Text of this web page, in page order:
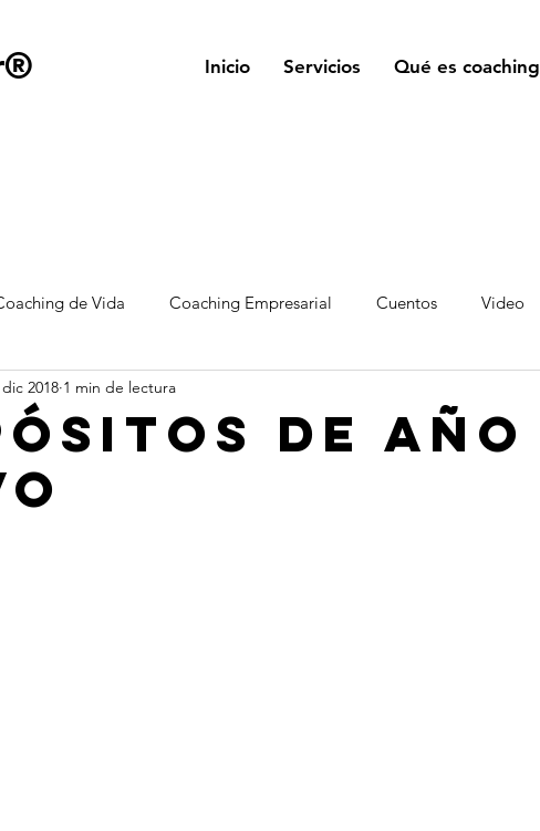
Inicio Servicios Qué es coaching
de Vida Coaching Empresarial Cuentos Video
de año
2018 1 min de lectura